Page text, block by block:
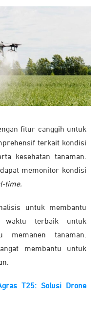
fitur canggih untuk
terkait kondisi
kesehatan tanaman.
memonitor kondisi
time.
untuk membantu
waktu terbaik untuk
memanen tanaman.
membantu untuk
T25: Solusi Drone